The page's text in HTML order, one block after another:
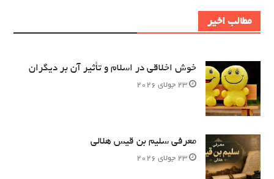
مطالب اخیر
خوش اخلاقی در اسلام و تأثیر آن بر دیگران
23 جولای 2026
معرفی سلیم بن قیس هلالی
23 جولای 2026